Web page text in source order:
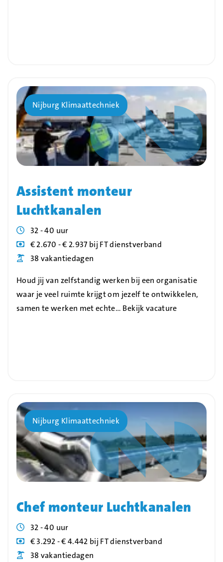
Assistent monteur
Luchtkanalen
Bedrijf
Nijburg Klimaattechniek
Uren
32 - 40 uur
Blog_field_Salaris
€ 2.670 - € 2.937 bij FT dienstverband
Blog_field_Vakantiedagen
38 vakantiedagen
Houd jij van zelfstandig werken bij een organisatie
waar je veel ruimte krijgt om jezelf te ontwikkelen,
samen te werken met echte… Bekijk vacature
Chef monteur Luchtkanalen
Bedrijf
Nijburg Klimaattechniek
Uren
32 - 40 uur
Blog_field_Salaris
€ 3.292 - € 4.442 bij FT dienstverband
Blog_field_Vakantiedagen
38 vakantiedagen